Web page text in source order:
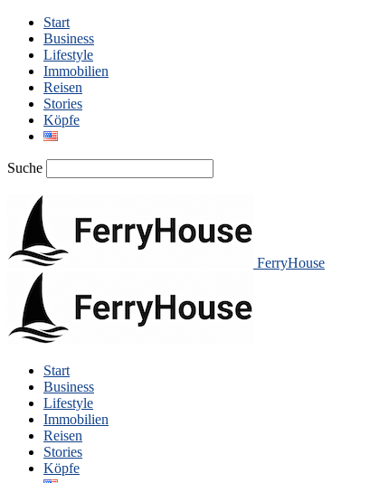
Start
Business
Lifestyle
Immobilien
Reisen
Stories
Köpfe
Suche
FerryHouse
Start
Business
Lifestyle
Immobilien
Reisen
Stories
Köpfe